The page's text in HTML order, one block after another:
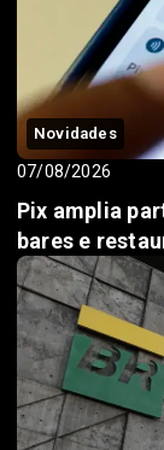
Novidades
07/08/2026
Pix amplia
bares e